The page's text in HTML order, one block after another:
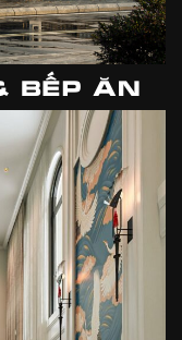
BẾP ĂN